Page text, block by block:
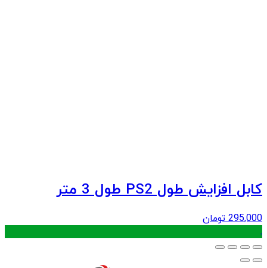
کابل افزایش طول PS2 طول 3 متر
295,000 تومان
.